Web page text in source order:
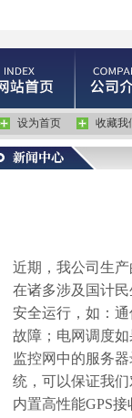
设为首页 收藏我
近期，我公司生产
在诸多涉及国计
安全运行，如：
故障；电网调度
监控网中的服务
统，可以保证我
内置高性能GPS接